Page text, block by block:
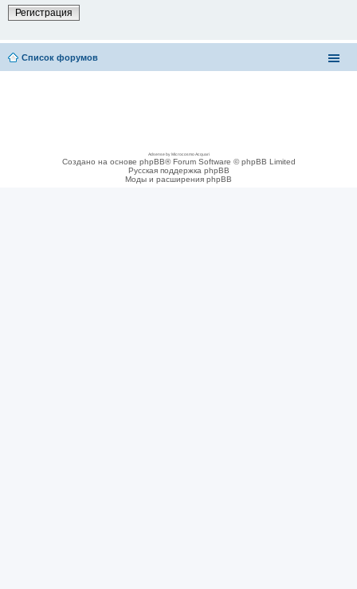
Регистрация
Список форумов
Adsense by Microcosmo Acquari
Создано на основе phpBB® Forum Software © phpBB Limited
Русская поддержка phpBB
Моды и расширения phpBB